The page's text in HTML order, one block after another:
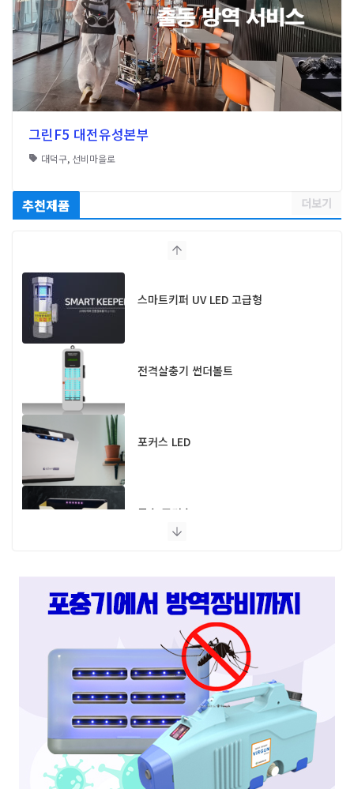
그린F5 대전유성본부
대덕구, 선비마을로
추천제품 더보기
스마트캐치